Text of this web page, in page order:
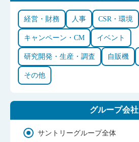
経営・財務 人事 CSR・環境
キャンペーン・CM イベント
研究開発・生産・調査 自販機
その他
グループ会社
サントリーグループ全体